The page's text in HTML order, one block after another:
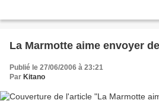
La Marmotte aime envoyer
Publié le 27/06/2006 à 23:21
Par Kitano